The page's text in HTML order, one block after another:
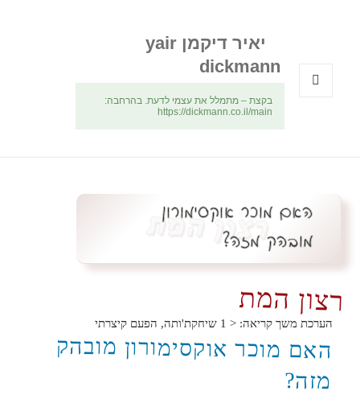
יאיר דיקמן yair
dickmann
בקצת – מתמלל את עצמי לדעת. בהרחבה:
https://dickmann.co.il/main
רצון המת
הערכת משך קריאה: < 1 שיחקת'ותה, הפעם קיצרתי
האם מוכר אוקסימורון מובהק
מזה?